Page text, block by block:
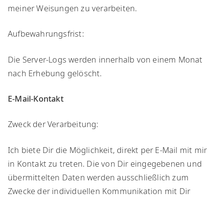
meiner Weisungen zu verarbeiten.
​Aufbewahrungsfrist:
​Die Server-Logs werden innerhalb von einem Monat
nach Erhebung gelöscht.
E-Mail-Kontakt
​Zweck der Verarbeitung:
​Ich biete Dir die Möglichkeit, direkt per E-Mail mit mir
in Kontakt zu treten. Die von Dir eingegebenen und
übermittelten Daten werden ausschließlich zum
Zwecke der individuellen Kommunikation mit Dir